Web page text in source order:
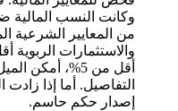
وكانت النسب المالية
أقل من 5%، أمكن
التفاصيل. أما إذا زادت
إصدار حكم حاسم.